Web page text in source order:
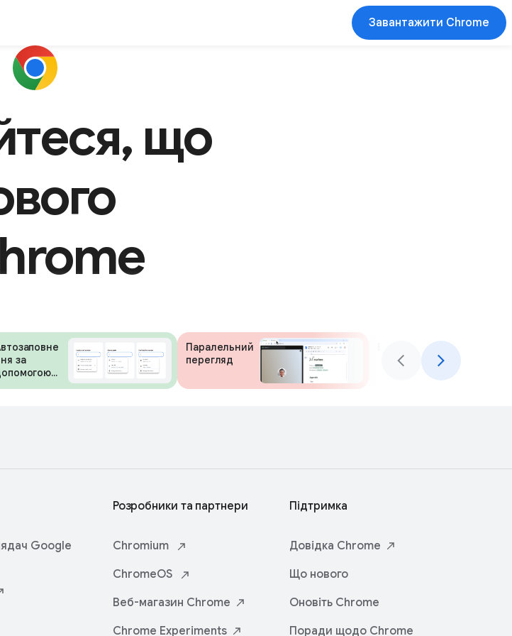
Завантажити Chrome
що
за
Паралельний
перегляд
Google
Розробники та партнери
Chromium
ChromeOS
Веб-магазин Chrome
Chrome Experiments
Підтримка
Довідка Chrome
Що нового
Оновіть Chrome
Поради щодо Chrome